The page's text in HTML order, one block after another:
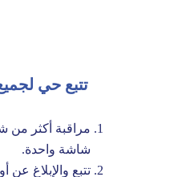
تتبع حي
مراقبة أكثر من
شاشة واحدة.
تتبع والإبلاغ عن